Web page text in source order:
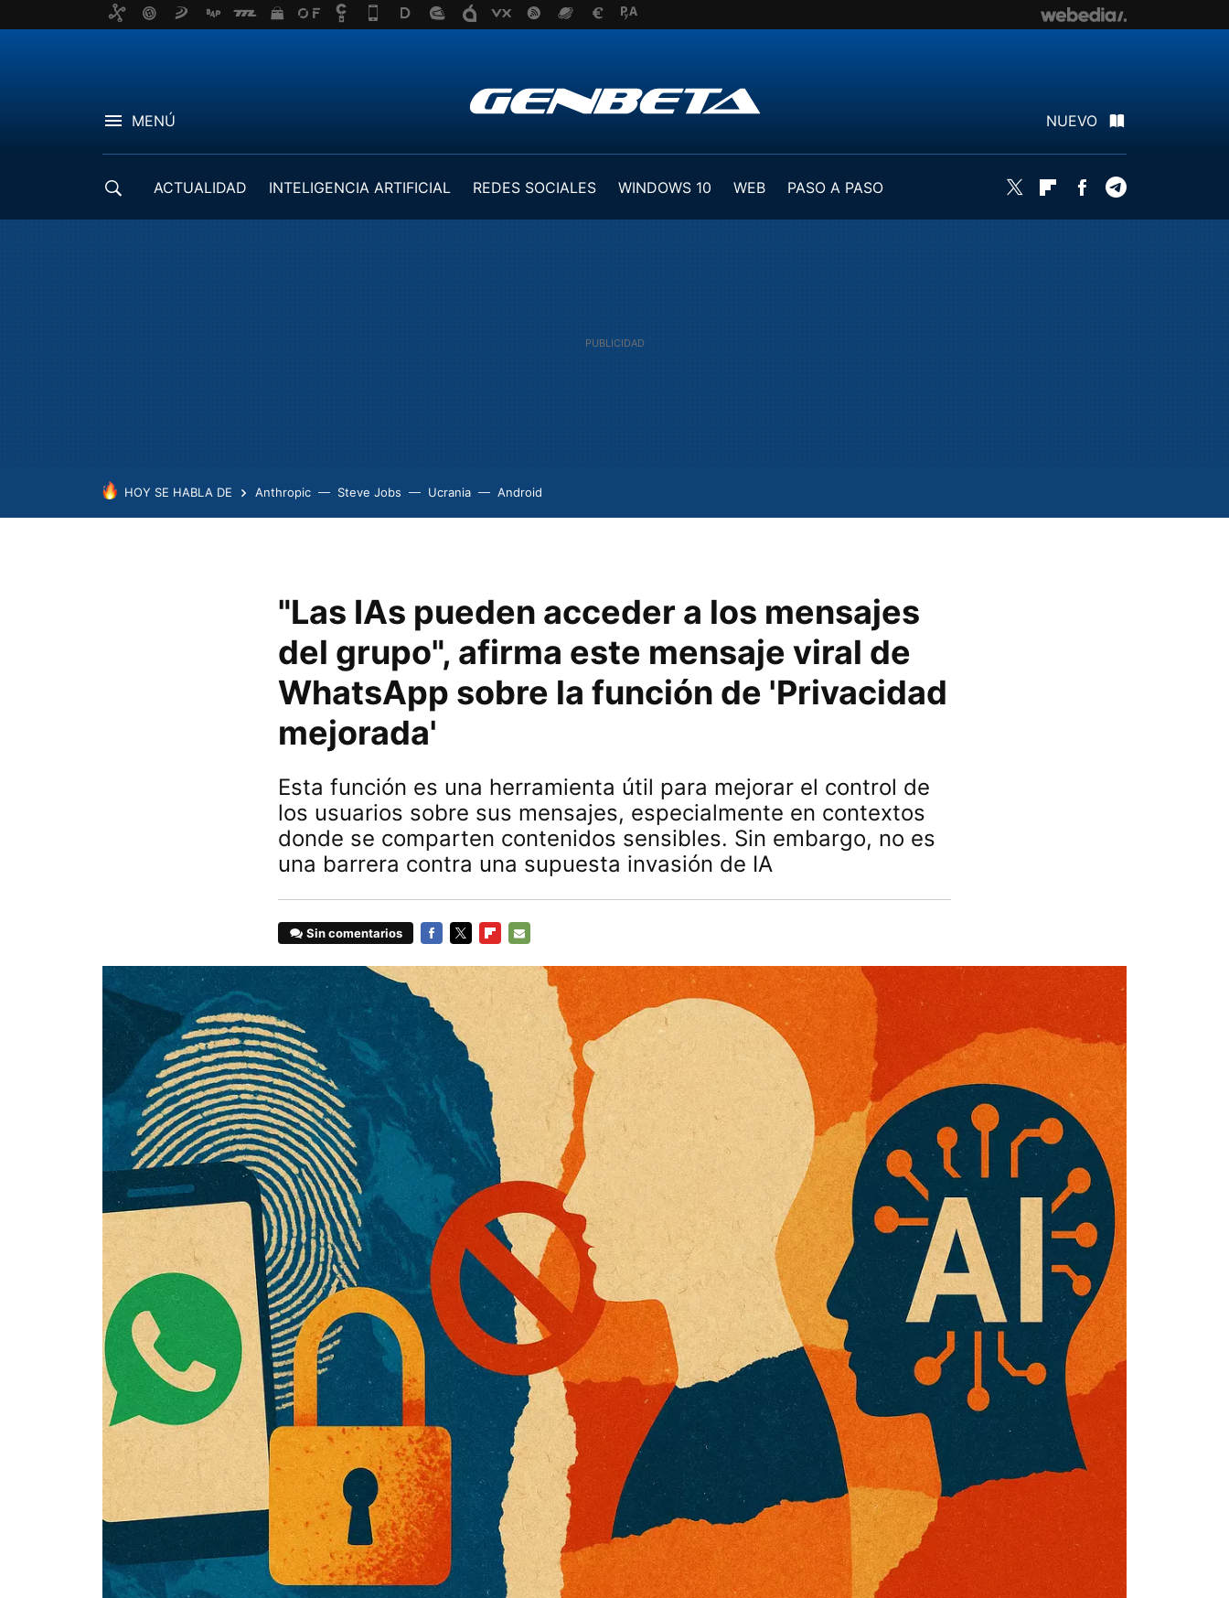
MENÚ NUEVO
ACTUALIDAD INTELIGENCIA ARTIFICIAL REDES SOCIALES WINDOWS 10 WEB
PASO A PASO
Twitter FlipboardFacebook
HOY SE HABLA DE Anthropic Steve Jobs Ucrania Android
"Las IAs pueden acceder a los mensajes
del grupo", afirma este mensaje viral de
WhatsApp sobre la función de 'Privacidad
mejorada'
Esta función es una herramienta útil para mejorar el control de
los usuarios sobre sus mensajes, especialmente en contextos
donde se comparten contenidos sensibles. Sin embargo, no es
una barrera contra una supuesta invasión de IA
Sin comentarios
MAIL